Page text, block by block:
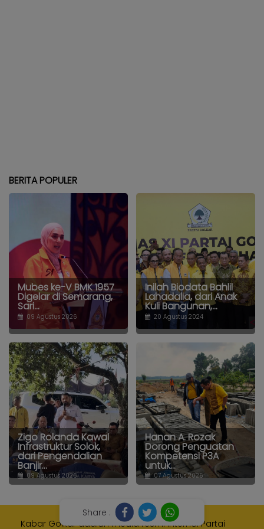
Share :
BERITA POPULER
Mubes ke-V BMK 1957
Digelar di Semarang,
Sari...
09 Agustus 2026
Inilah Biodata Bahlil
Lahadalia, dari Anak
Kuli Bangunan,...
20 Agustus 2024
Zigo Rolanda Kawal
Infrastruktur Solok,
dari Pengendalian
Banjir...
09 Agustus 2026
Hanan A. Rozak
Dorong Penguatan
Kompetensi P3A
untuk...
07 Agustus 2026
Kabar Golkar adalah media resmi Internal Partai